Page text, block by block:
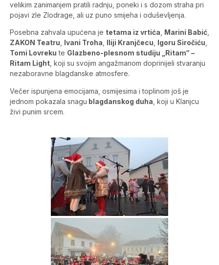
velikim zanimanjem pratili radnju, poneki i s dozom straha pri
pojavi zle Zlodrage, ali uz puno smijeha i oduševljenja.
Posebna zahvala upućena je tetama iz vrtića, Marini Babić,
ZAKON Teatru, Ivani Troha, Iliji Kranjčecu, Igoru Siročiću,
Tomi Lovreku te Glazbeno-plesnom studiju „Ritam“ –
Ritam Light, koji su svojim angažmanom doprinijeli stvaranju
nezaboravne blagdanske atmosfere.
Večer ispunjena emocijama, osmijesima i toplinom još je
jednom pokazala snagu blagdanskog duha , koji u Klanjcu
živi punim srcem.